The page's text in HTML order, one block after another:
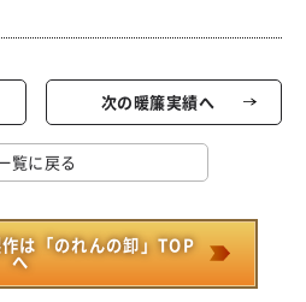
次の暖簾実績へ
覧に戻る
は「のれんの卸」TOP
へ